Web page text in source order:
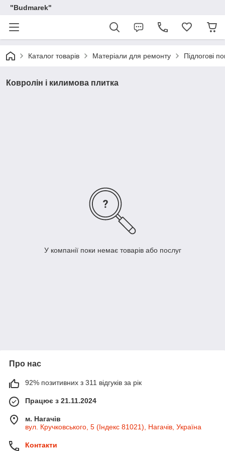
"Budmarek"
Каталог товарів Матеріали для ремонту Підлогові
Ковролін і килимова плитка
У компанії поки немає товарів або послуг
Про нас
92% позитивних з 311 відгуків за рік
Працює з 21.11.2024
м. Нагачів
вул. Кручковського, 5 (Індекс 81021), Нагачів, Україна
Контакти